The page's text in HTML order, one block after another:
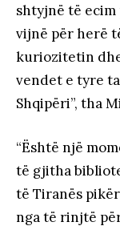
shtyjnë të
vijnë për herë
kuriozitetin
vendet e tyre
Shqipëri”, tha
“Është një
të gjitha
të Tiranës
nga të rinjtë